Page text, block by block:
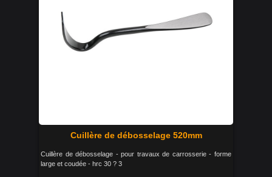
Cuillère de débosselage 520mm
Cuillère de débosselage - pour travaux de carrosserie - forme
large et coudée - hrc 30 ? 3